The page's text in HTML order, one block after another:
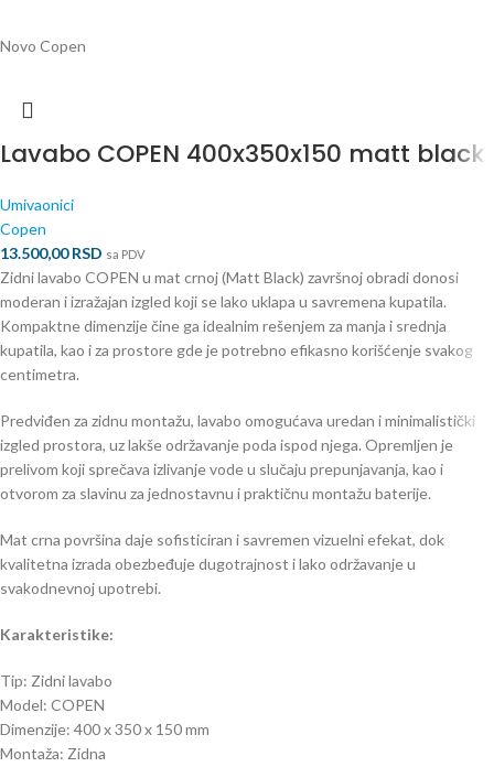
Novo Copen
Lavabo COPEN 400x350x150 matt black
Umivaonici
Copen
13.500,00RSD sa PDV
Zidni lavabo COPEN u mat crnoj (Matt Black) završnoj obradi donosi
moderan i izražajan izgled koji se lako uklapa u savremena kupatila.
Kompaktne dimenzije čine ga idealnim rešenjem za manja i srednja
kupatila, kao i za prostore gde je potrebno efikasno korišćenje svakog
centimetra.
Predviđen za zidnu montažu, lavabo omogućava uredan i minimalistički
izgled prostora, uz lakše održavanje poda ispod njega. Opremljen je
prelivom koji sprečava izlivanje vode u slučaju prepunjavanja, kao i
otvorom za slavinu za jednostavnu i praktičnu montažu baterije.
Mat crna površina daje sofisticiran i savremen vizuelni efekat, dok
kvalitetna izrada obezbeđuje dugotrajnost i lako održavanje u
svakodnevnoj upotrebi.
Karakteristike:
Tip: Zidni lavabo
Model: COPEN
Dimenzije: 400 x 350 x 150 mm
Montaža: Zidna